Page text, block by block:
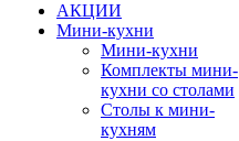
АКЦИИ
Мини-кухни
Мини-кухни
Комплекты мини-
кухни со столами
Столы к мини-
кухням